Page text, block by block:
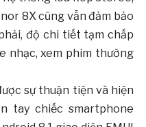
8X cũng vẫn đảm bảo
độ chi tiết tạm chấp
nhạc, xem phim thường
sự thuận tiện và hiện
tay chiếc smartphone